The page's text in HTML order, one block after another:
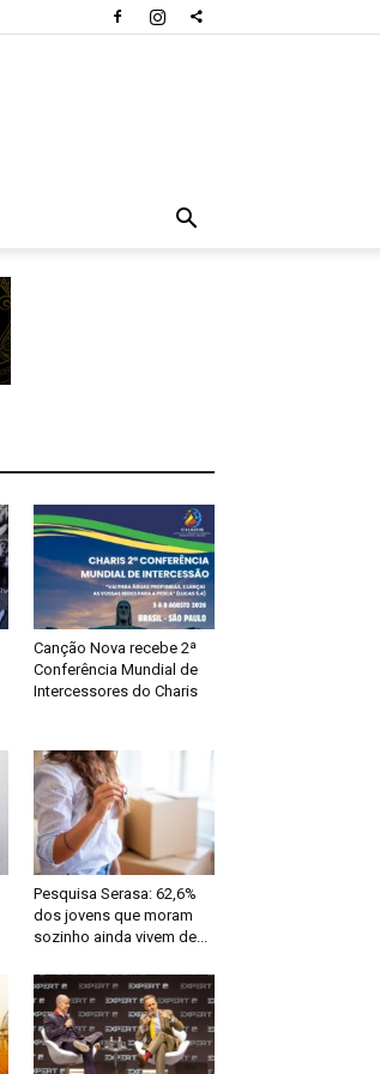
Canção Nova recebe 2ª
Conferência Mundial de
Intercessores do Charis
Pesquisa Serasa: 62,6%
dos jovens que moram
sozinho ainda vivem de...